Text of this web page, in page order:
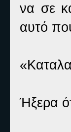
να σε
αυτό
Ήξερα